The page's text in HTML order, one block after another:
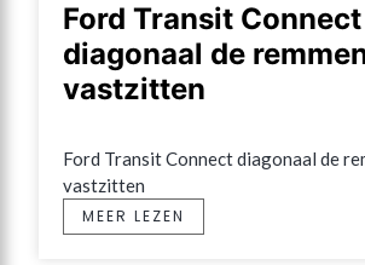
Ford Transit Connect
diagonaal de
vastzitten
Ford Transit Connect diagonaal de
vastzitten
MEER LEZEN